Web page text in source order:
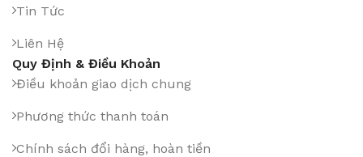
Tin Tức
Liên Hệ
Quy Định & Điều Khoản
Điều khoản giao dịch chung
Phương thức thanh toán
Chính sách đổi hàng, hoàn tiền